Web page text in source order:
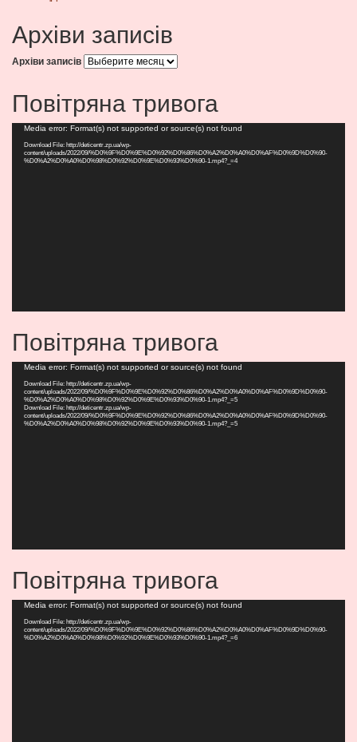
Архіви записів
Архіви записів
Повітряна тривога
Видеоплеер
Media error: Format(s) not supported or source(s) not found
Download File: http://deticentr.zp.ua/wp-
content/uploads/2022/09/%D0%9F%D0%9E%D0%92%D0%86%D0%A2%D0%A0%D0%AF%D0%9D%D0%90-
%D0%A2%D0%A0%D0%98%D0%92%D0%9E%D0%93%D0%90-1.mp4?_=4
Повітряна тривога
Видеоплеер
Media error: Format(s) not supported or source(s) not found
Download File: http://deticentr.zp.ua/wp-
content/uploads/2022/09/%D0%9F%D0%9E%D0%92%D0%86%D0%A2%D0%A0%D0%AF%D0%9D%D0%90-
%D0%A2%D0%A0%D0%98%D0%92%D0%9E%D0%93%D0%90-1.mp4?_=5
Download File: http://deticentr.zp.ua/wp-
content/uploads/2022/09/%D0%9F%D0%9E%D0%92%D0%86%D0%A2%D0%A0%D0%AF%D0%9D%D0%90-
%D0%A2%D0%A0%D0%98%D0%92%D0%9E%D0%93%D0%90-1.mp4?_=5
Повітряна тривога
Видеоплеер
Media error: Format(s) not supported or source(s) not found
Download File: http://deticentr.zp.ua/wp-
content/uploads/2022/09/%D0%9F%D0%9E%D0%92%D0%86%D0%A2%D0%A0%D0%AF%D0%9D%D0%90-
%D0%A2%D0%A0%D0%98%D0%92%D0%9E%D0%93%D0%90-1.mp4?_=6